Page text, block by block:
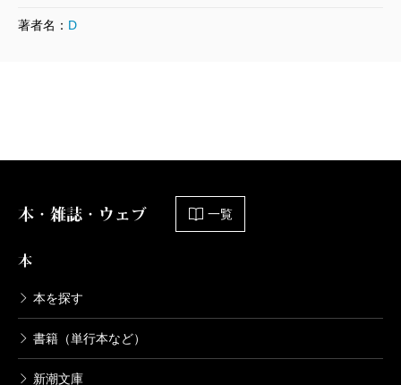
著者名： D
本・雑誌・ウェブ 一覧
本
本を探す
書籍（単行本など）
新潮文庫